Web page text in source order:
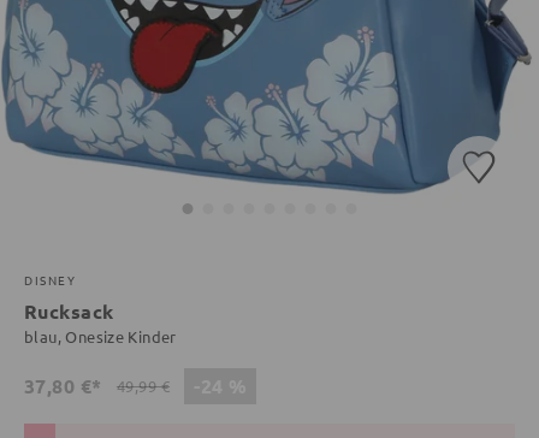
DISNEY
Rucksack
blau, Onesize Kinder
37,80 €* 49,99 €